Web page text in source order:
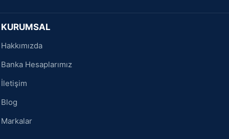
KURUMSAL
Hakkımızda
Banka Hesaplarımız
İletişim
Blog
Markalar